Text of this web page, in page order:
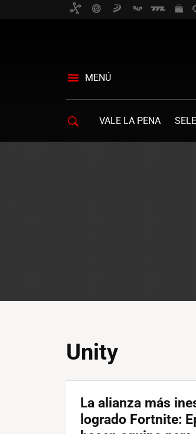
MENÚ
VALE LA PENA
Unity
La alianza más
logrado Fortnite: